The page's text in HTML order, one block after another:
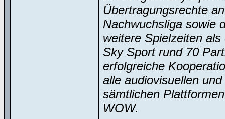
Übertragungsrechte
Nachwuchsliga sowie
weitere Spielzeiten
Sky Sport rund 70
erfolgreiche
alle audiovisuellen
sämtlichen
WOW.